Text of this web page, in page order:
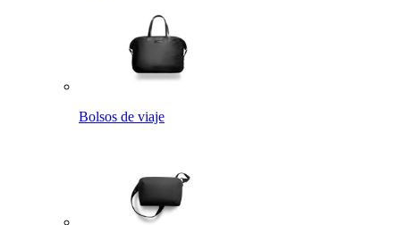
Bolsos de viaje